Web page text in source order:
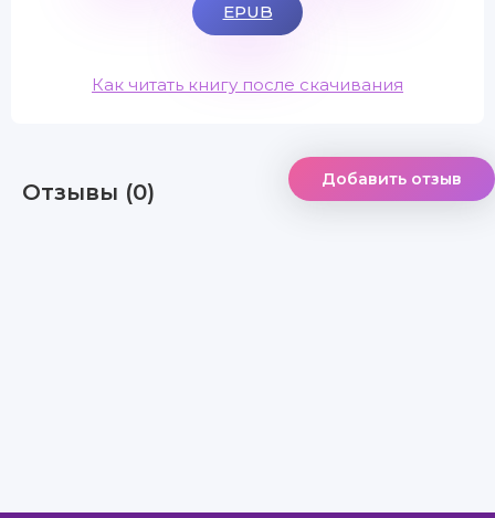
EPUB
Как читать книгу после скачивания
Отзывы (0) Добавить отзыв